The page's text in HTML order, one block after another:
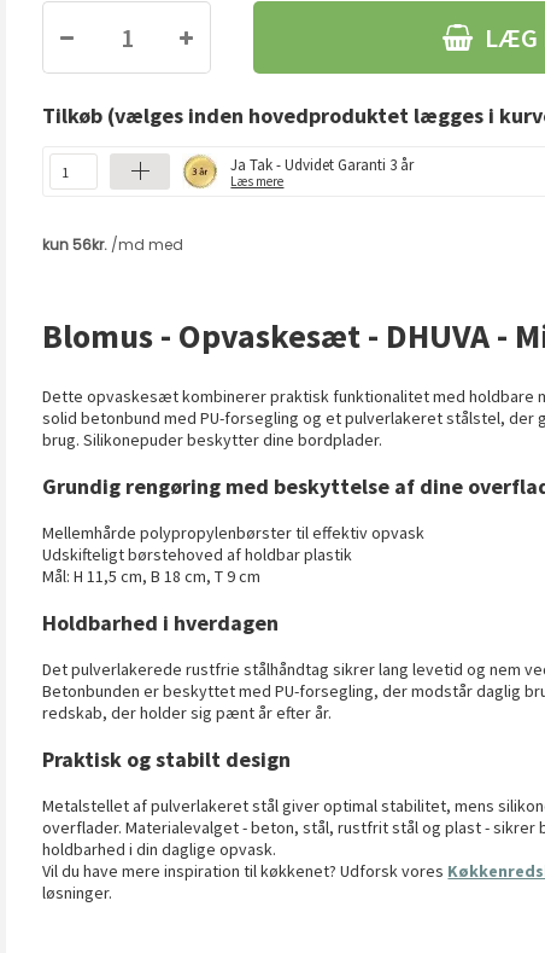
LÆG
Tilkøb (vælges inden hovedproduktet lægges i
Ja Tak - Udvidet Garanti 3 år
Læs mere
Blomus - Opvaskesæt - DHUVA -
Dette opvaskesæt kombinerer praktisk funktionalitet med holdbare
solid betonbund med PU-forsegling og et pulverlakeret stålstel, der
brug. Silikonepuder beskytter dine bordplader.
Grundig rengøring med beskyttelse af dine
Mellemhårde polypropylenbørster til effektiv opvask
Udskifteligt børstehoved af holdbar plastik
Mål: H 11,5 cm, B 18 cm, T 9 cm
Holdbarhed i hverdagen
Det pulverlakerede rustfrie stålhåndtag sikrer lang levetid og nem
Betonbunden er beskyttet med PU-forsegling, der modstår daglig
redskab, der holder sig pænt år efter år.
Praktisk og stabilt design
Metalstellet af pulverlakeret stål giver optimal stabilitet, mens
overflader. Materialevalget - beton, stål, rustfrit stål og plast - sikrer
holdbarhed i din daglige opvask.
Vil du have mere inspiration til køkkenet? Udforsk vores
løsninger.